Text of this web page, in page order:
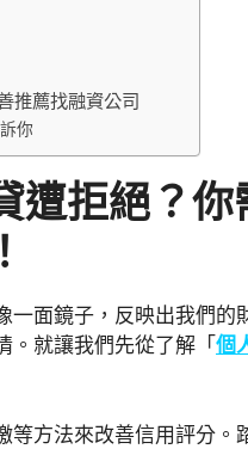
推薦找融資公司
你
遭拒絕？
面鏡子，反映出我們的
。就讓我們先從了解「個
方法來改善信用評分。